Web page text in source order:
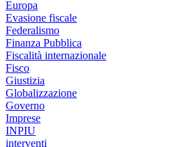
Europa
Evasione fiscale
Federalismo
Finanza Pubblica
Fiscalità internazionale
Fisco
Giustizia
Globalizzazione
Governo
Imprese
INPIU
interventi